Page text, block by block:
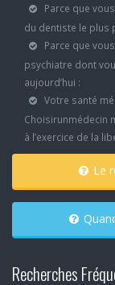
Parce que
du dentiste le plus
Parce que
psychiatre dont
aujourd’hui :
Votre santé
Choisirunmédecin
à l’exercice de la
Recherches